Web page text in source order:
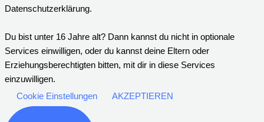
Datenschutzerklärung.
Du bist unter 16 Jahre alt? Dann kannst du nicht in optionale
Services einwilligen, oder du kannst deine Eltern oder
Erziehungsberechtigten bitten, mit dir in diese Services
einzuwilligen.
Cookie Einstellungen
AKZEPTIEREN